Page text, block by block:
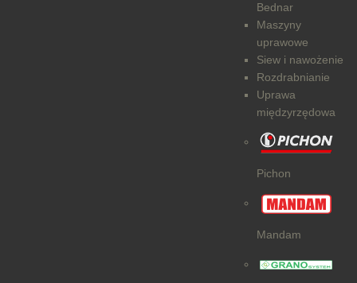
Bednar
Maszyny
uprawowe
Siew i nawożenie
Rozdrabnianie
Uprawa
międzyrzędowa
Pichon
Mandam